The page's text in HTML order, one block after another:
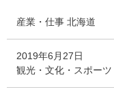
産業・仕事 北海道
2019年6月27日
観光・文化・スポーツ